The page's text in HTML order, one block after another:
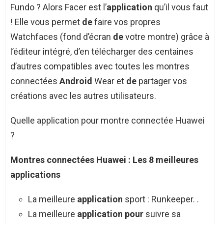
Fundo ? Alors Facer est l’application qu’il vous faut
! Elle vous permet defaire vos propres
Watchfaces (fond d’écran devotre montre) grâce à
l’éditeur intégré, d’en télécharger des centaines
d’autres compatibles avec toutes les montres
connectées Android Wear et de partager vos
créations avec les autres utilisateurs.
Quelle application pour montre connectée Huawei
?
Montres connectées Huawei : Les 8 meilleures
applications
La meilleure application sport : Runkeeper. .
La meilleure application pour suivre sa